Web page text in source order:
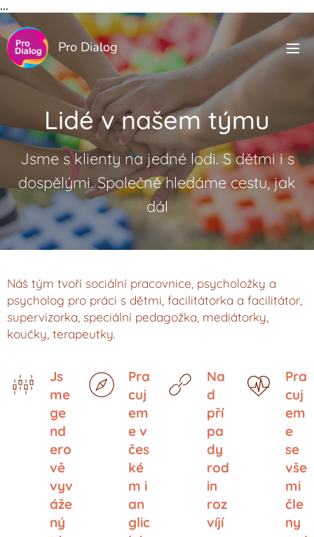
...
Pro Dialog
Lidé v našem týmu
Jsme s klienty na jedné lodi. S dětmi i s
dospělými. Společně hledáme cestu, jak
dál
Náš tým tvoří sociální pracovnice, psycholožky a
psycholog pro práci s dětmi, facilitátorka a facilitátor,
supervizorka, speciální pedagožka, mediátorky,
koučky, terapeutky.
Js
me
ge
nd
ero
vě
vyv
áže
ný
Pra
cuj
em
e v
čes
ké
m i
an
glic
Na
d
pří
pa
dy
rod
in
roz
víjí
Pra
cuj
em
e
se
vše
mi
čle
ny